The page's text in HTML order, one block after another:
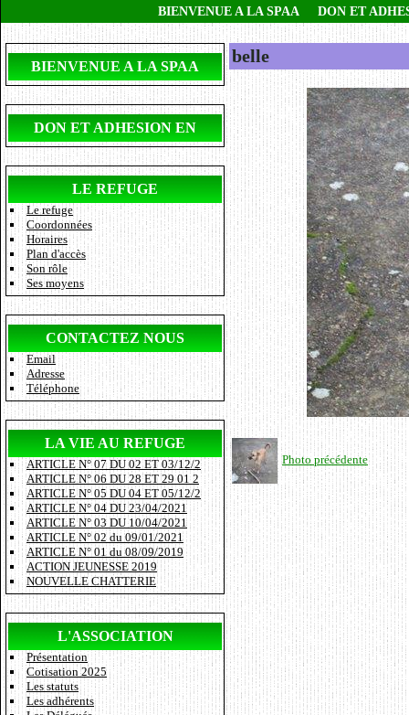
BIENVENUE A LA SPAA DON ET
BIENVENUE A LA SPAA
DON ET ADHESION EN
LIGNE
LE REFUGE
Le refuge
Coordonnées
Horaires
Plan d'accès
Son rôle
Ses moyens
CONTACTEZ NOUS
Email
Adresse
Téléphone
LA VIE AU REFUGE
ARTICLE N° 07 DU 02 ET 03/12/2
ARTICLE N° 06 DU 28 ET 29 01 2
ARTICLE N° 05 DU 04 ET 05/12/2
ARTICLE N° 04 DU 23/04/2021
ARTICLE N° 03 DU 10/04/2021
ARTICLE N° 02 du 09/01/2021
ARTICLE N° 01 du 08/09/2019
ACTION JEUNESSE 2019
NOUVELLE CHATTERIE
L'ASSOCIATION
Présentation
Cotisation 2025
Les statuts
Les adhérents
belle
Photo précédente